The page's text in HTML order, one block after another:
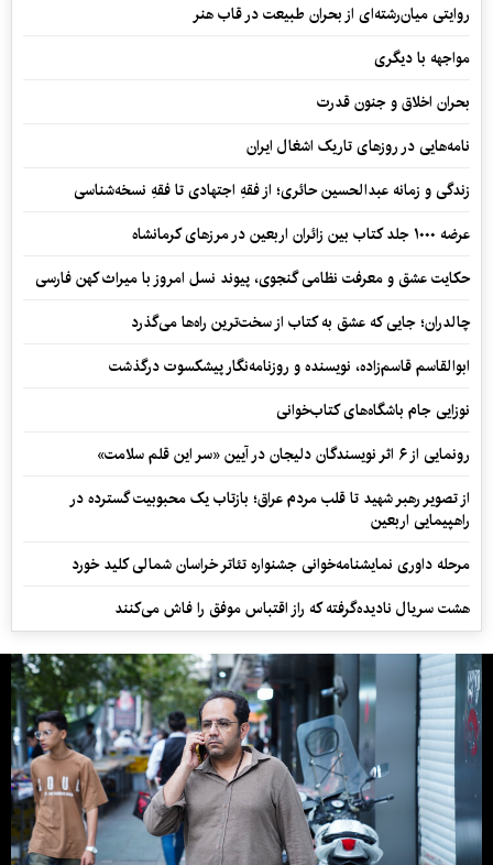
روایتی میان‌رشته‌ای از بحران طبیعت در قاب هنر
مواجهه با دیگری
بحران اخلاق و جنون قدرت
نامه‌هایی در روزهای تاریک اشغال ایران
زندگی و زمانه عبدالحسین حائری؛ از فقهِ اجتهادی تا فقهِ نسخه‌شناسی
عرضه ۱۰۰۰ جلد کتاب بین زائران اربعین در مرزهای کرمانشاه
حکایت عشق و معرفت نظامی گنجوی، پیوند نسل امروز با میراث کهن فارسی
چالدران؛ جایی که عشق به کتاب از سخت‌ترین راه‌ها می‌گذرد
ابوالقاسم قاسم‌زاده، نویسنده و روزنامه‌نگار پیشکسوت درگذشت
نوزایی جام باشگاه‌های کتاب‌خوانی
رونمایی از ۶ اثر نویسندگان دلیجان در آیین «سر این قلم سلامت»
از تصویر رهبر شهید تا قلب مردم عراق؛ بازتاب یک محبوبیت گسترده در
راهپیمایی اربعین
مرحله داوری نمایشنامه‌خوانی جشنواره تئاتر خراسان شمالی کلید خورد
هشت سریال نادیده‌گرفته که راز اقتباس موفق را فاش می‌کنند